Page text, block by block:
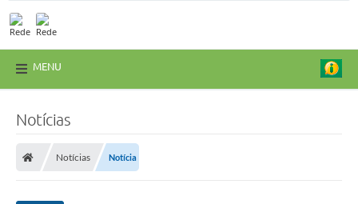
MENU
Notícias
Notícias Notícia